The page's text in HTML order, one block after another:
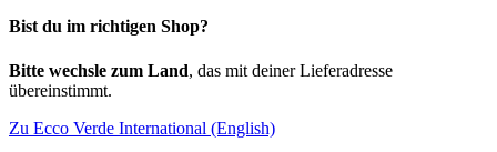
Bist du im richtigen Shop?
Bitte wechsle zum Land, das mit deiner Lieferadresse
übereinstimmt.
Zu Ecco Verde International (English)